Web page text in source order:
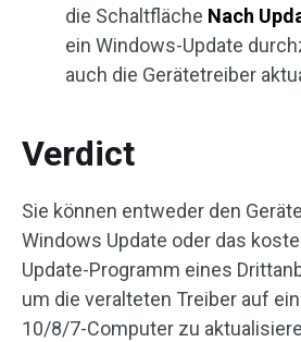
die Schaltfläche Nach
ein Windows-Update
auch die Gerätetreiber
Verdict
Sie können entweder den
Windows Update oder das
Update-Programm eines
um die veralteten Treiber auf
10/8/7-Computer zu